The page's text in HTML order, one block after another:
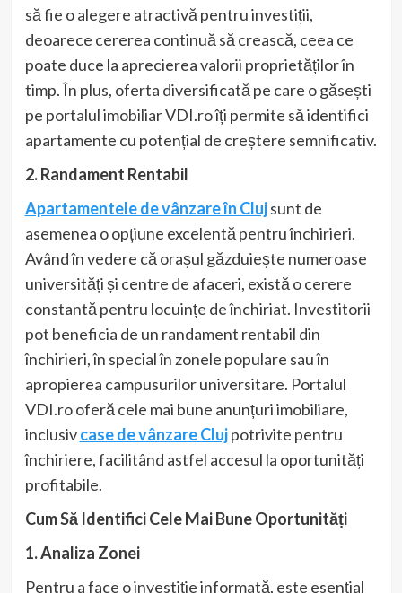
să fie o alegere atractivă pentru investiții,
deoarece cererea continuă să crească, ceea ce
poate duce la aprecierea valorii proprietăților în
timp. În plus, oferta diversificată pe care o găsești
pe portalul imobiliar VDI.ro îți permite să identifici
apartamente cu potențial de creștere semnificativ.
2. Randament Rentabil
Apartamentele de vânzare în Clujsunt de
asemenea o opțiune excelentă pentru închirieri.
Având în vedere că orașul găzduiește numeroase
universități și centre de afaceri, există o cerere
constantă pentru locuințe de închiriat. Investitorii
pot beneficia de un randament rentabil din
închirieri, în special în zonele populare sau în
apropierea campusurilor universitare. Portalul
VDI.ro oferă cele mai bune anunțuri imobiliare,
inclusivcase de vânzare Clujpotrivite pentru
închiriere, facilitând astfel accesul la oportunități
profitabile.
Cum Să Identifici Cele Mai Bune Oportunități
1. Analiza Zonei
Pentru a face o investiție informată, este esențial